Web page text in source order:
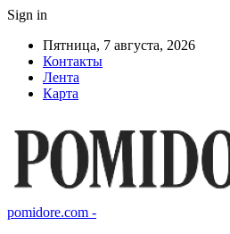
Sign in
Пятница, 7 августа, 2026
Контакты
Лента
Карта
pomidore.com -